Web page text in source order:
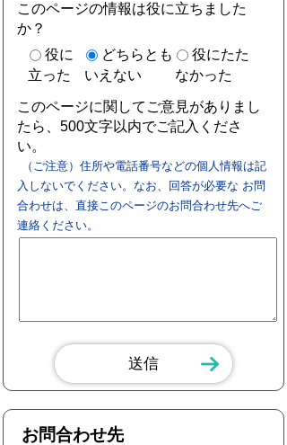
このページの情報は役に立ちました
か？
役に
立った
どちらとも
いえない
役にたた
なかった
このページに関してご意見がありまし
たら、500文字以内でご記入くださ
い。
（ご注意）住所や電話番号などの個人情報は記
入しないでください。なお、回答が必要な お問
合わせは、直接このページのお問合わせ先へご
連絡ください。
お問合わせ先